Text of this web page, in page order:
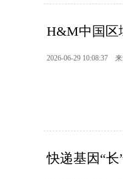
H&M中国区
2026-06-29 10:08:37
快递基因“